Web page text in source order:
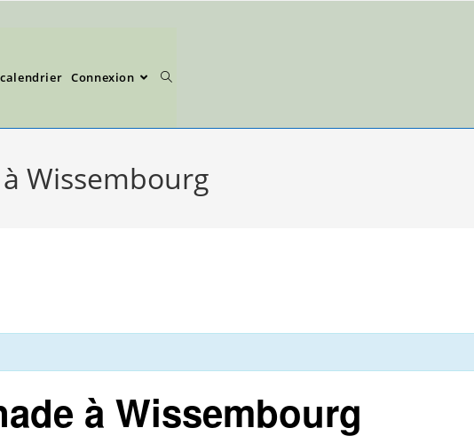
calendrier Connexion
Wissembourg
à Wissembourg